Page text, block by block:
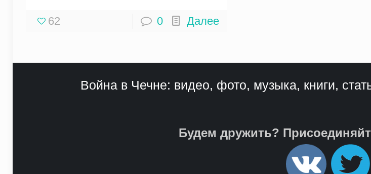
62 0 Далее
Война в Чечне: видео, фото, музыка, книги,
Будем дружить?